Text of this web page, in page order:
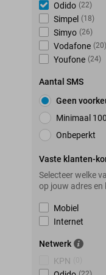
Odido (22)
Simpel (18)
Simyo (26)
Vodafone (20)
Youfone (24)
Aantal SMS
Geen
Minimaal 100
Onbeperkt
Vaste klanten-
Selecteer welke
op jouw adres
Mobiel
Internet
Netwerk
KPN